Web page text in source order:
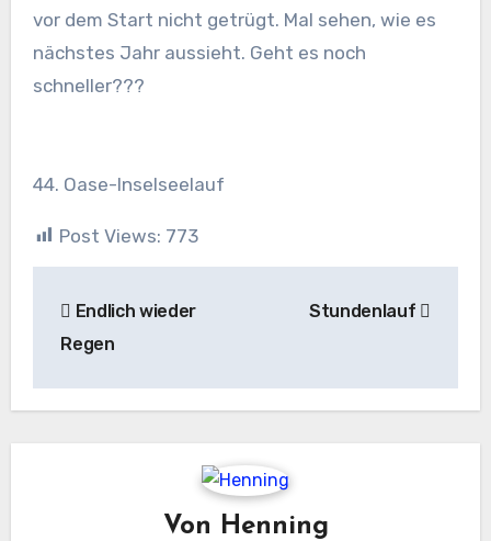
vor dem Start nicht getrügt. Mal sehen, wie es
nächstes Jahr aussieht. Geht es noch
schneller???
44. Oase-Inselseelauf
Post Views: 773
Endlich wieder
Regen
Stundenlauf
Von Henning